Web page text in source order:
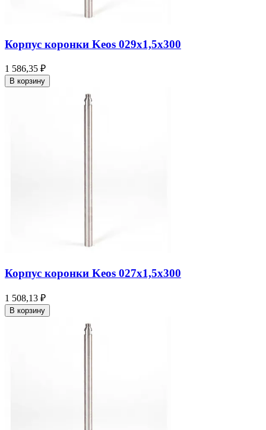
Корпус коронки Keos 029x1,5x300
1 586,35 ₽
В корзину
Корпус коронки Keos 027x1,5x300
1 508,13 ₽
В корзину